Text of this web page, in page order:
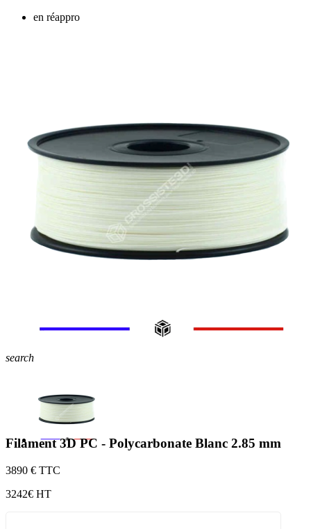
en réappro
search
Filament 3D PC - Polycarbonate Blanc 2.85 mm
3890 € TTC
3242€ HT